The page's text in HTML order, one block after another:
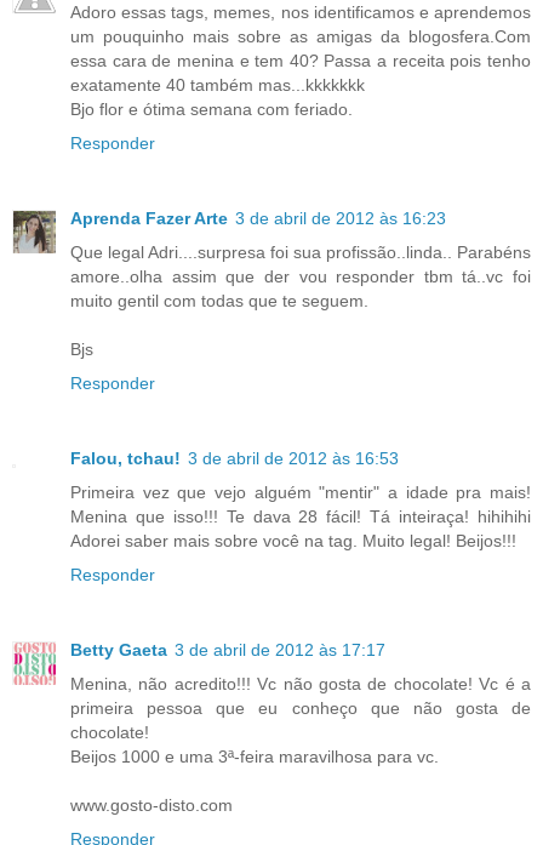
Adoro essas tags, memes, nos identificamos e aprendemos
um pouquinho mais sobre as amigas da blogosfera.Com
essa cara de menina e tem 40? Passa a receita pois tenho
exatamente 40 também mas...kkkkkkk
Bjo flor e ótima semana com feriado.
Responder
Aprenda Fazer Arte 3 de abril de 2012 às 16:23
Que legal Adri....surpresa foi sua profissão..linda.. Parabéns
amore..olha assim que der vou responder tbm tá..vc foi
muito gentil com todas que te seguem.
Bjs
Responder
Falou, tchau! 3 de abril de 2012 às 16:53
Primeira vez que vejo alguém "mentir" a idade pra mais!
Menina que isso!!! Te dava 28 fácil! Tá inteiraça! hihihihi
Adorei saber mais sobre você na tag. Muito legal! Beijos!!!
Responder
Betty Gaeta 3 de abril de 2012 às 17:17
Menina, não acredito!!! Vc não gosta de chocolate! Vc é a
primeira pessoa que eu conheço que não gosta de
chocolate!
Beijos 1000 e uma 3ª-feira maravilhosa para vc.
www.gosto-disto.com
Responder